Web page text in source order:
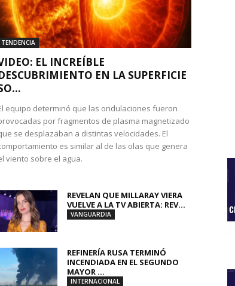
TENDENCIA
EL INCREÍBLE
EN LA SUPERFICIE
equipo determinó que las ondulaciones fueron
por fragmentos de plasma magnetizado
se desplazaban a distintas velocidades. El
es similar al de las olas que genera
viento sobre el agua.
REVELAN QUE MILLARAY VIERA
VUELVE A LA TV ABIERTA: REV...
VANGUARDIA
REFINERÍA RUSA TERMINÓ
INCENDIADA EN EL SEGUNDO
MAYOR ...
INTERNACIONAL